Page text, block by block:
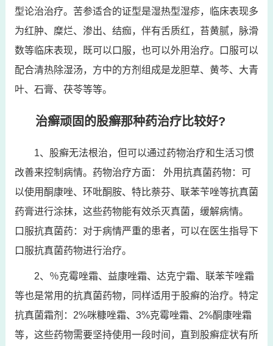
型论治治疗。苦参适合的证型是湿热型湿疹，临床表现多
为红肿、糜烂、渗出、结痂，伴有舌质红，苔黄腻，脉滑
数等临床表现，既可以口服，也可以外用治疗。口服可以
配合清热除湿汤，方中的方剂组成是龙胆草、黄芩、大青
叶、石膏、茯苓等等。
治癣顽固的股癣那种药治疗比较好?
1、股癣无法根治，但可以通过药物治疗和生活习惯
改善来控制病情。药物治疗方面： 外用抗真菌药物：可
以使用酮康唑、环吡酮胺、特比萘芬、联苯苄唑等抗真菌
药膏进行涂抹，这些药物能有效杀灭真菌，缓解病情。
口服抗真菌药：对于病情严重的患者，可以在医生指导下
口服抗真菌药物进行治疗。
2、％克霉唑霜、益康唑霜、达克宁霜、联苯苄唑霜
等也是常用的抗真菌药物，同样适用于股癣的治疗。特定
抗真菌霜剂：2%咪糠唑霜、3%克霉唑霜、2%酮康唑霜
等，这些药物需要坚持使用一段时间，直到股癣症状有所